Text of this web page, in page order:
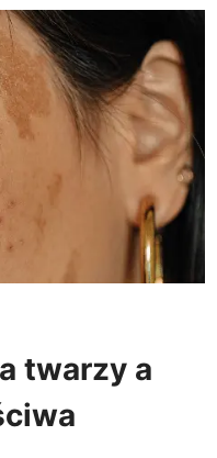
ROZWIĄZANIE
PROBLEMU
twarzy a